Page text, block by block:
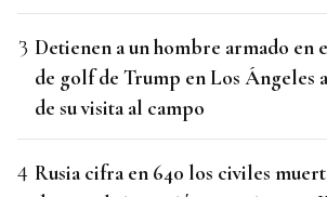
Detienen a un hombre armado en
de golf de Trump en Los Ángeles
de su visita al campo
Rusia cifra en 640 los civiles